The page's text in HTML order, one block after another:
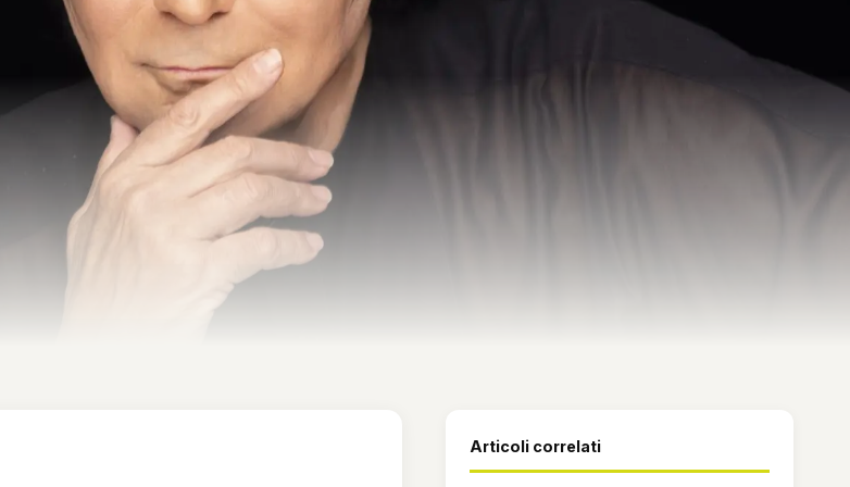
Articoli correlati